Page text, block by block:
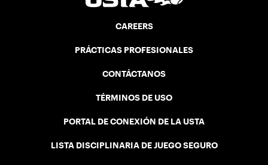
CAREERS
PRÁCTICAS PROFESIONALES
CONTÁCTANOS
TÉRMINOS DE USO
PORTAL DE CONEXIÓN DE LA USTA
LISTA DISCIPLINARIA DE JUEGO SEGURO